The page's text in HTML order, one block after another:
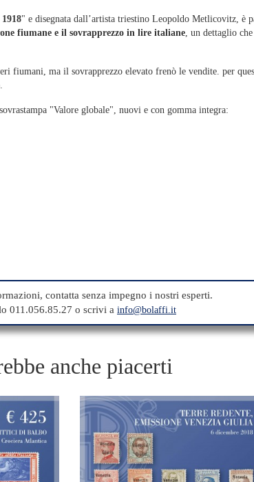
" e disegnata dall’artista triestino Leopoldo Metlicovitz, è
fiumane e il sovrapprezzo in lire italiane, un dettaglio
fiumani, ma il sovrapprezzo elevato frenò le vendite. per
"Valore globale", nuovi e con gomma integra:
contatta senza impegno i nostri esperti.
011.056.85.27 o scrivi a info@bolaffi.it
anche piacerti